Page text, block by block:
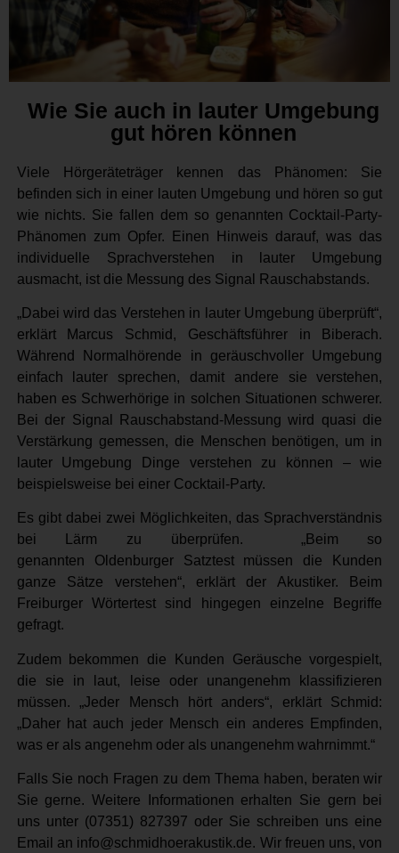
Wie Sie auch in lauter Umgebung
gut hören können
Viele Hörgeräteträger kennen das Phänomen: Sie
befinden sich in einer lauten Umgebung und hören so gut
wie nichts. Sie fallen dem so genannten Cocktail-Party-
Phänomen zum Opfer. Einen Hinweis darauf, was das
individuelle Sprachverstehen in lauter Umgebung
ausmacht, ist die Messung des Signal Rauschabstands.
„Dabei wird das Verstehen in lauter Umgebung überprüft“,
erklärt Marcus Schmid, Geschäftsführer in Biberach.
Während Normalhörende in geräuschvoller Umgebung
einfach lauter sprechen, damit andere sie verstehen,
haben es Schwerhörige in solchen Situationen schwerer.
Bei der Signal Rauschabstand-Messung wird quasi die
Verstärkung gemessen, die Menschen benötigen, um in
lauter Umgebung Dinge verstehen zu können – wie
beispielsweise bei einer Cocktail-Party.
Es gibt dabei zwei Möglichkeiten, das Sprachverständnis
bei Lärm zu überprüfen. „Beim so
genannten Oldenburger Satztest müssen die Kunden
ganze Sätze verstehen“, erklärt der Akustiker. Beim
Freiburger Wörtertest sind hingegen einzelne Begriffe
gefragt.
Zudem bekommen die Kunden Geräusche vorgespielt,
die sie in laut, leise oder unangenehm klassifizieren
müssen. „Jeder Mensch hört anders“, erklärt Schmid:
„Daher hat auch jeder Mensch ein anderes Empfinden,
was er als angenehm oder als unangenehm wahrnimmt.“
Falls Sie noch Fragen zu dem Thema haben, beraten wir
Sie gerne. Weitere Informationen erhalten Sie gern bei
uns unter (07351) 827397 oder Sie schreiben uns eine
Email an info@schmidhoerakustik.de. Wir freuen uns, von